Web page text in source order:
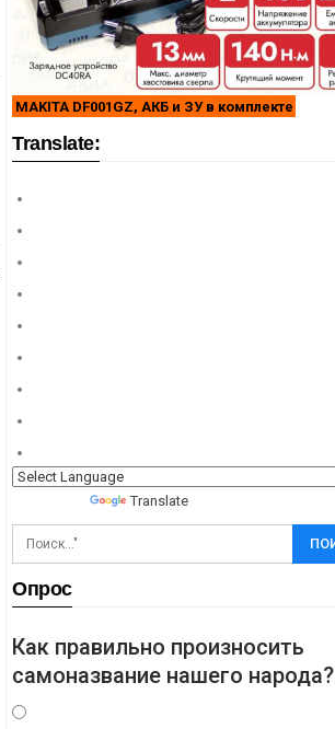
MAKITA DF001GZ, АКБ и ЗУ в комплекте
Translate:
Translate
Опрос
Как правильно произносить
самоназвание нашего народа?